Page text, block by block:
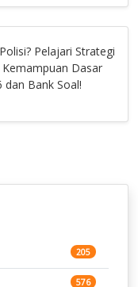
Pelajari Strategi
Kemampuan Dasar
dan Bank Soal!
205
576